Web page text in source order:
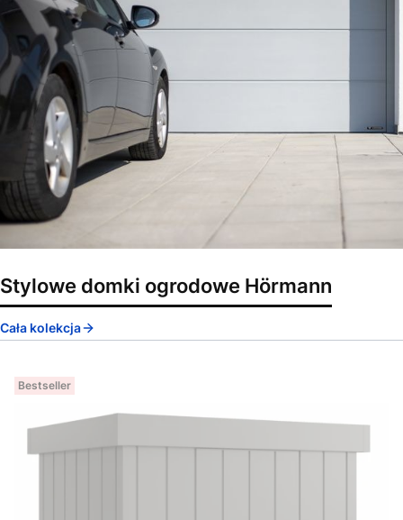
Stylowe domki ogrodowe Hörmann
Cała kolekcja
Bestseller